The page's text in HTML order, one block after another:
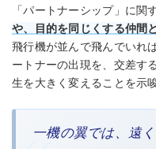
「パートナーシップ」に関
や、目的を同じくする仲間
飛行機が並んで飛んでいれ
ートナーの出現を、交差す
生を大きく変えることを示
一機の翼では、遠